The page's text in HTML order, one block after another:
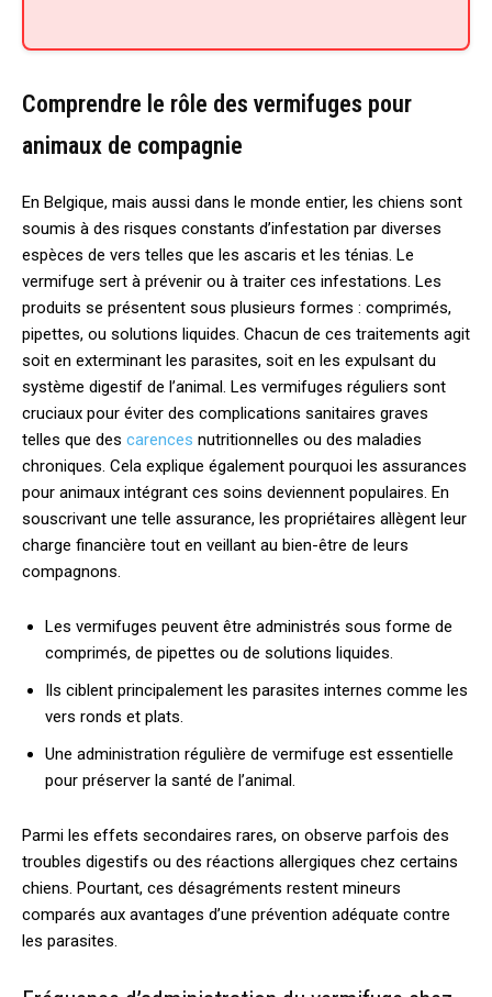
Comprendre le rôle des vermifuges pour
animaux de compagnie
En Belgique, mais aussi dans le monde entier, les chiens sont
soumis à des risques constants d’infestation par diverses
espèces de vers telles que les ascaris et les ténias. Le
vermifuge sert à prévenir ou à traiter ces infestations. Les
produits se présentent sous plusieurs formes : comprimés,
pipettes, ou solutions liquides. Chacun de ces traitements agit
soit en exterminant les parasites, soit en les expulsant du
système digestif de l’animal. Les vermifuges réguliers sont
cruciaux pour éviter des complications sanitaires graves
telles que des carences nutritionnelles ou des maladies
chroniques. Cela explique également pourquoi les assurances
pour animaux intégrant ces soins deviennent populaires. En
souscrivant une telle assurance, les propriétaires allègent leur
charge financière tout en veillant au bien-être de leurs
compagnons.
Les vermifuges peuvent être administrés sous forme de
comprimés, de pipettes ou de solutions liquides.
Ils ciblent principalement les parasites internes comme les
vers ronds et plats.
Une administration régulière de vermifuge est essentielle
pour préserver la santé de l’animal.
Parmi les effets secondaires rares, on observe parfois des
troubles digestifs ou des réactions allergiques chez certains
chiens. Pourtant, ces désagréments restent mineurs
comparés aux avantages d’une prévention adéquate contre
les parasites.